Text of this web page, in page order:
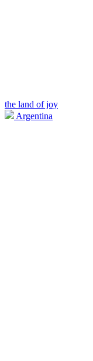
the land of joy
Argentina